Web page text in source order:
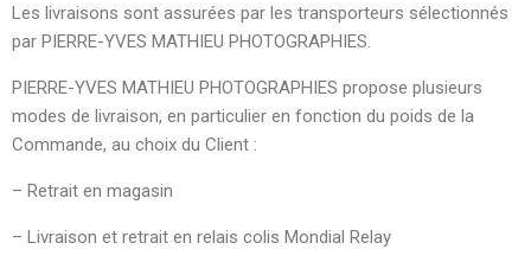
Les livraisons sont assurées par les transporteurs sélectionnés
par PIERRE-YVES MATHIEU PHOTOGRAPHIES.
PIERRE-YVES MATHIEU PHOTOGRAPHIES propose plusieurs
modes de livraison, en particulier en fonction du poids de la
Commande, au choix du Client :
– Retrait en magasin
– Livraison et retrait en relais colis Mondial Relay